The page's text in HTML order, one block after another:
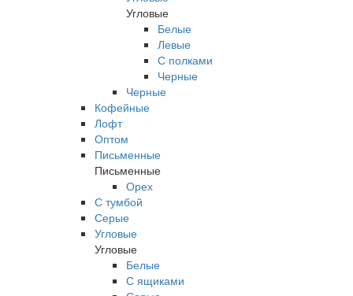
Угловые
Белые
Левые
С полками
Черные
Черные
Кофейные
Лофт
Оптом
Письменные
Письменные
Орех
С тумбой
Серые
Угловые
Угловые
Белые
С ящиками